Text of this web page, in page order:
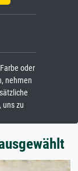
oder
nehmen
uns zu